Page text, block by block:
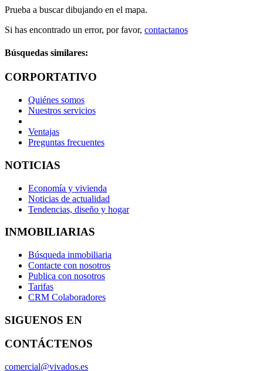
Prueba a buscar dibujando en el mapa.
Si has encontrado un error, por favor, contactanos
Búsquedas similares:
CORPORTATIVO
Quiénes somos
Nuestros servicios
Ventajas
Preguntas frecuentes
NOTICIAS
Economía y vivienda
Noticias de actualidad
Tendencias, diseño y hogar
INMOBILIARIAS
Búsqueda inmobiliaria
Contacte con nosotros
Publica con nosotros
Tarifas
CRM Colaboradores
SIGUENOS EN
CONTÁCTENOS
comercial@vivados.es